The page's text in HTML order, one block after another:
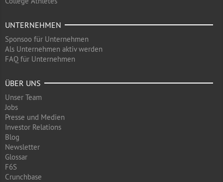
UNTERNEHMEN
Sponsoo für Unternehmen
Als Unternehmen aktiv werden
FAQ für Unternehmen
ÜBER UNS
Unser Team
Jobs
Presse und Medien
Investor Relations
Blog
Newsletter
Glossar
F6S
Crunchbase